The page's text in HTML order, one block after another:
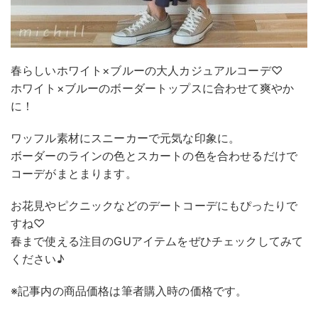
春らしいホワイト×ブルーの大人カジュアルコーデ♡
ホワイト×ブルーのボーダートップスに合わせて爽やか
に！
ワッフル素材にスニーカーで元気な印象に。
ボーダーのラインの色とスカートの色を合わせるだけで
コーデがまとまります。
お花見やピクニックなどのデートコーデにもぴったりで
すね♡
春まで使える注目のGUアイテムをぜひチェックしてみて
ください♪
※記事内の商品価格は筆者購入時の価格です。